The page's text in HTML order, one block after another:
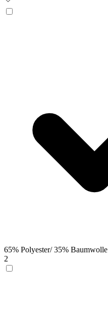
65% Polyester/ 35% Baumwolle
2